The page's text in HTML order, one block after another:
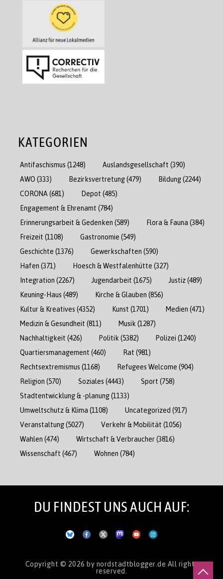
KATEGORIEN
Antifaschismus (1248) Auslandsgesellschaft (390)
AWO (333) Bezirksvertretung(479) Bildung(2244)
CORONA (681) Depot (485)
Engagement & Ehrenamt (784)
Erinnerungsarbeit & Gedenken (589) Flora & Fauna (384)
Freizeit (1108) Gastronomie (549)
Geschichte (1376) Gewerkschaften (590)
Hafen (371) Hoesch & Westfalenhütte (327)
Integration (2267) Jugendarbeit (1675) Justiz(489)
Keuning-Haus (489) Kirche & Glauben (856)
Kultur & Kreatives (4352) Kunst (1701) Medien (471)
Medizin & Gesundheit (811) Musik (1287)
Nachhaltigkeit (426) Politik (5382) Polizei (1240)
Quartiersmanagement (460) Rat (981)
Rechtsextremismus (1168) Refugees Welcome (904)
Religion (570) Soziales (4443) Sport (758)
Stadtentwicklung & -planung(1133)
Umweltschutz & Klima (1108) Uncategorized (917)
Veranstaltung(5027) Verkehr & Mobilität (1056)
Wahlen (474) Wirtschaft & Verbraucher(3816)
Wissenschaft (467) Wohnen (784)
DU FINDEST UNS AUCH AUF:
Copyright © 2026 by nordstadtblogger.de All rights
reserved.